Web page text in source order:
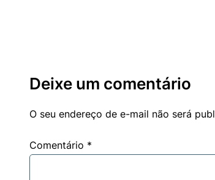
Deixe um comentário
O seu endereço de e-mail não será
Comentário *